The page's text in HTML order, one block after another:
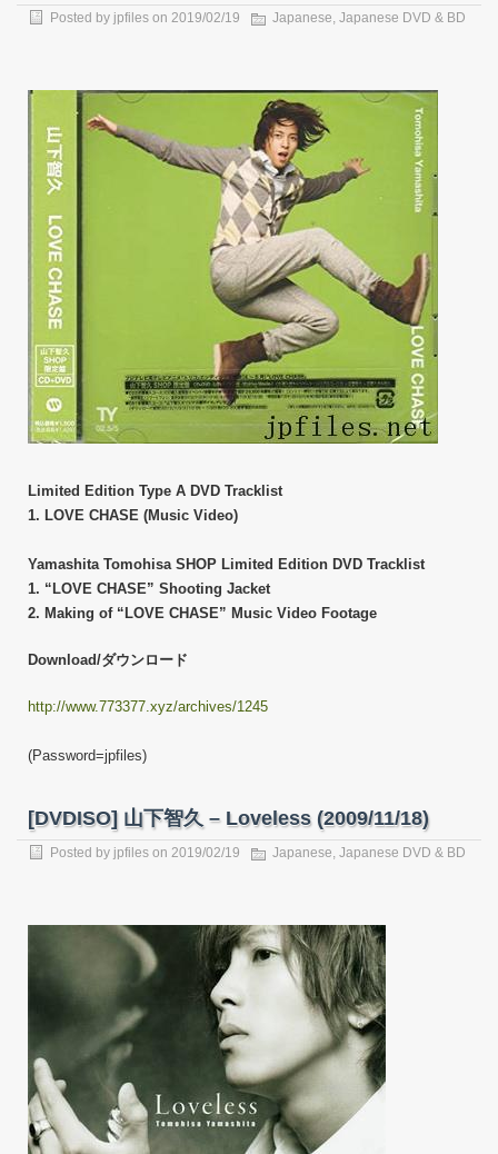
Posted by jpfiles on 2019/02/19 Japanese, Japanese DVD & BD
Limited Edition Type A DVD Tracklist
1. LOVE CHASE (Music Video)
Yamashita Tomohisa SHOP Limited Edition DVD Tracklist
1. “LOVE CHASE” Shooting Jacket
2. Making of “LOVE CHASE” Music Video Footage
Download/ダウンロード
http://www.773377.xyz/archives/1245
(Password=jpfiles)
[DVDISO] 山下智久 – Loveless (2009/11/18)
Posted by jpfiles on 2019/02/19 Japanese, Japanese DVD & BD